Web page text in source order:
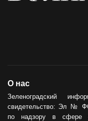
О нас
Зеленоградский
свидетельство: Эл №
по надзору в сфере